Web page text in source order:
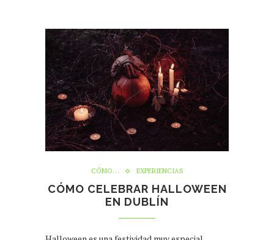
CÓMO… EXPERIENCIAS
CÓMO CELEBRAR HALLOWEEN
EN DUBLÍN